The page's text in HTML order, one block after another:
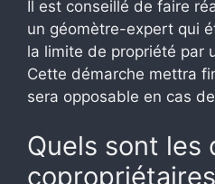
Il est conseillé de faire
un géomètre-expert qui
la limite de propriété par
Cette démarche mettra
sera opposable en cas
Quels sont les